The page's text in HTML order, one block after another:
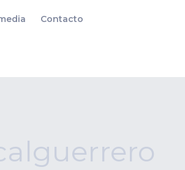
Contacto